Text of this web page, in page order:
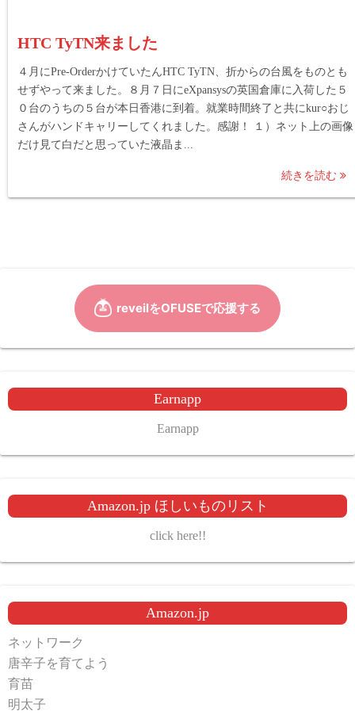
HTC TyTN来ました
４月にPre-OrderかけていたんHTC TyTN、折からの台風をものとも
せずやって来ました。８月７日にeXpansysの英国倉庫に入荷した５
０台のうちの５台が本日香港に到着。就業時間終了と共にkur○おじ
さんがハンドキャリーしてくれました。感謝！ １）ネット上の画像
だけ見て白だと思っていた液晶ま...
続きを読む
Earnapp
Earnapp
Amazon.jp ほしいものリスト
click here!!
Amazon.jp
ネットワーク
唐辛子を育てよう
育苗
明太子